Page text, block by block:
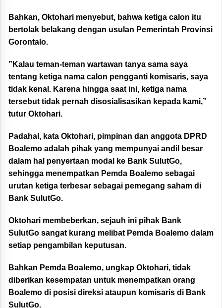
Bahkan, Oktohari menyebut, bahwa ketiga calon itu
bertolak belakang dengan usulan Pemerintah Provinsi
Gorontalo.
”Kalau teman-teman wartawan tanya sama saya
tentang ketiga nama calon pengganti komisaris, saya
tidak kenal. Karena hingga saat ini, ketiga nama
tersebut tidak pernah disosialisasikan kepada kami,”
tutur Oktohari.
Padahal, kata Oktohari, pimpinan dan anggota DPRD
Boalemo adalah pihak yang mempunyai andil besar
dalam hal penyertaan modal ke Bank SulutGo,
sehingga menempatkan Pemda Boalemo sebagai
urutan ketiga terbesar sebagai pemegang saham di
Bank SulutGo.
Oktohari membeberkan, sejauh ini pihak Bank
SulutGo sangat kurang melibat Pemda Boalemo dalam
setiap pengambilan keputusan.
Bahkan Pemda Boalemo, ungkap Oktohari, tidak
diberikan kesempatan untuk menempatkan orang
Boalemo di posisi direksi ataupun komisaris di Bank
SulutGo.